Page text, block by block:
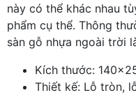
này có thể khác nhau
phẩm cụ thể. Thông
sàn gỗ nhựa ngoài trời
Kích thước:
Thiết kế: Lỗ tròn,